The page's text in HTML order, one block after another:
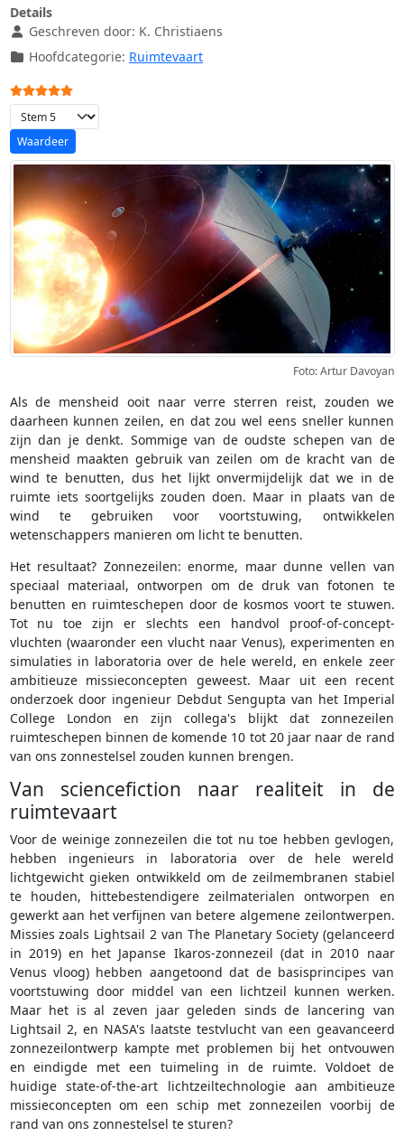
Details
Geschreven door: K. Christiaens
Hoofdcategorie: Ruimtevaart
Gebruikerswaardering:
Voeg waardering toe
Foto: Artur Davoyan
Als de mensheid ooit naar verre sterren reist, zouden we
daarheen kunnen zeilen, en dat zou wel eens sneller kunnen
zijn dan je denkt. Sommige van de oudste schepen van de
mensheid maakten gebruik van zeilen om de kracht van de
wind te benutten, dus het lijkt onvermijdelijk dat we in de
ruimte iets soortgelijks zouden doen. Maar in plaats van de
wind te gebruiken voor voortstuwing, ontwikkelen
wetenschappers manieren om licht te benutten.
Het resultaat? Zonnezeilen: enorme, maar dunne vellen van
speciaal materiaal, ontworpen om de druk van fotonen te
benutten en ruimteschepen door de kosmos voort te stuwen.
Tot nu toe zijn er slechts een handvol proof-of-concept-
vluchten (waaronder een vlucht naar Venus), experimenten en
simulaties in laboratoria over de hele wereld, en enkele zeer
ambitieuze missieconcepten geweest. Maar uit een recent
onderzoek door ingenieur Debdut Sengupta van het Imperial
College London en zijn collega's blijkt dat zonnezeilen
ruimteschepen binnen de komende 10 tot 20 jaar naar de rand
van ons zonnestelsel zouden kunnen brengen.
Van sciencefiction naar realiteit in de
ruimtevaart
Voor de weinige zonnezeilen die tot nu toe hebben gevlogen,
hebben ingenieurs in laboratoria over de hele wereld
lichtgewicht gieken ontwikkeld om de zeilmembranen stabiel
te houden, hittebestendigere zeilmaterialen ontworpen en
gewerkt aan het verfijnen van betere algemene zeilontwerpen.
Missies zoals Lightsail 2 van The Planetary Society (gelanceerd
in 2019) en het Japanse Ikaros-zonnezeil (dat in 2010 naar
Venus vloog) hebben aangetoond dat de basisprincipes van
voortstuwing door middel van een lichtzeil kunnen werken.
Maar het is al zeven jaar geleden sinds de lancering van
Lightsail 2, en NASA's laatste testvlucht van een geavanceerd
zonnezeilontwerp kampte met problemen bij het ontvouwen
en eindigde met een tuimeling in de ruimte. Voldoet de
huidige state-of-the-art lichtzeiltechnologie aan ambitieuze
missieconcepten om een schip met zonnezeilen voorbij de
rand van ons zonnestelsel te sturen?